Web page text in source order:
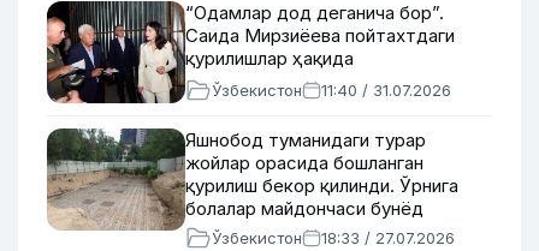
“Одамлар дод деганича бор”.
Саида Мирзиёева пойтахтдаги
қурилишлар ҳақида
Ўзбекистон 11:40 / 31.07.2026
Яшнобод туманидаги турар
жойлар орасида бошланган
қурилиш бекор қилинди. Ўрнига
болалар майдончаси бунёд
этилади
Ўзбекистон 18:33 / 27.07.2026